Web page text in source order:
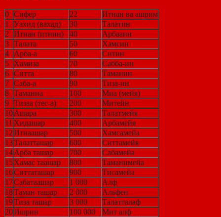
0 Сифер 22
Итнан ва ашрим
1
Уахид (вахад) 30
Талатин
2
Итнан (итнин) 40
Арбааин
3 Талата 50
Хамсин
4
Арба-а 60
Ситин
5
Хамиза 70
Сабба-ин
6 Ситта 80
Таманин
7 Саба-а 90
Тиза-ин
8 Таманиа 100
Миа (мейя)
9 Тизаа (тес-а) 200
Митейн
10Ашара 300
Талатмейя
11 Хидашар 400
Арбамейя
12Итнаашар 500
Хамсамейа
13Талатташар 600
Ситтамейя
14Арба ташар 700
Сабамейа
15Хамас таашар 800
Таманимейа
16Ситтаташар 900
Тисамейа
17Сабатаашар 1 000
Алф
18Таман ташар 2 000
Альфен
19Тиза ташар 3 000
Талатталаф
20Ишрин 100 000
Мит алф